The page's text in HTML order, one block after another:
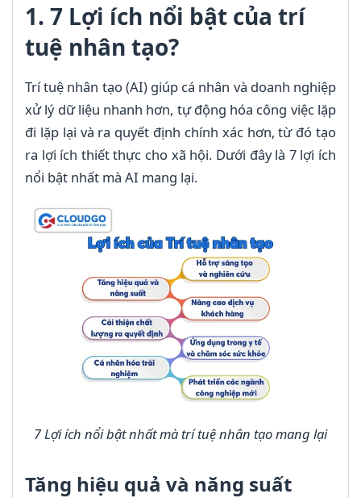
1. 7 Lợi ích nổi bật của trí
tuệ nhân tạo?
Trí tuệ nhân tạo (AI) giúp cá nhân và doanh nghiệp
xử lý dữ liệu nhanh hơn, tự động hóa công việc lặp
đi lặp lại và ra quyết định chính xác hơn, từ đó tạo
ra lợi ích thiết thực cho xã hội. Dưới đây là 7 lợi ích
nổi bật nhất mà AI mang lại.
7 Lợi ích nổi bật nhất mà trí tuệ nhân tạo mang lại
Tăng hiệu quả và năng suất